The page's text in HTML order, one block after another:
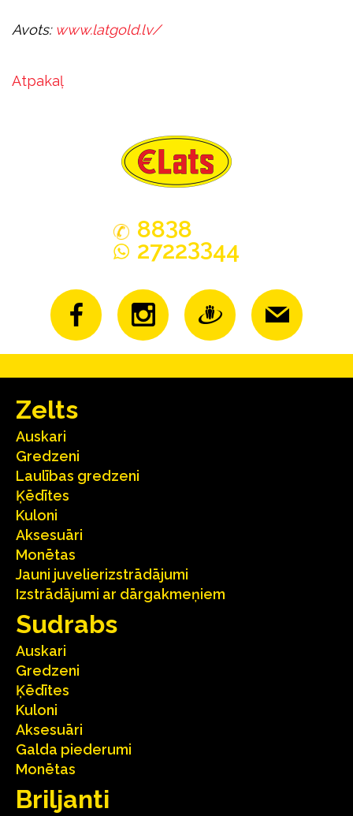
Avots: www.latgold.lv/
Atpakaļ
8838
27223344
Zelts
Auskari
Gredzeni
Laulības gredzeni
Ķēdītes
Kuloni
Aksesuāri
Monētas
Jauni juvelierizstrādājumi
Izstrādājumi ar dārgakmeņiem
Sudrabs
Auskari
Gredzeni
Ķēdītes
Kuloni
Aksesuāri
Galda piederumi
Monētas
Briljanti